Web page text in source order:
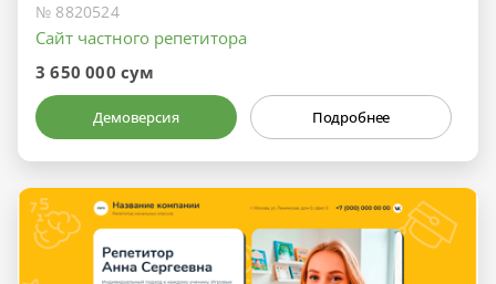
№ 8820524
Сайт частного репетитора
3 650 000 сум
Демоверсия Подробнее